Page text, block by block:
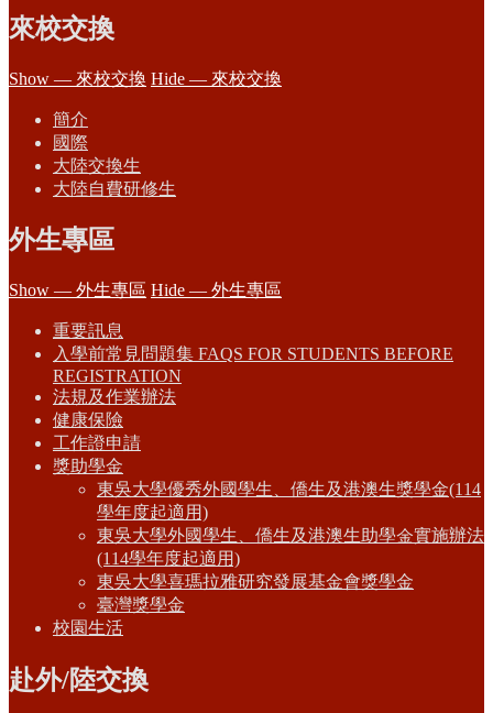
來校交換
Show — 來校交換 Hide — 來校交換
簡介
國際
大陸交換生
大陸自費研修生
外生專區
Show — 外生專區 Hide — 外生專區
重要訊息
入學前常見問題集 FAQS FOR STUDENTS BEFORE
REGISTRATION
法規及作業辦法
健康保險
工作證申請
獎助學金
東吳大學優秀外國學生、僑生及港澳生獎學金(114
學年度起適用)
東吳大學外國學生、僑生及港澳生助學金實施辦法
(114學年度起適用)
東吳大學喜瑪拉雅研究發展基金會獎學金
臺灣獎學金
校園生活
赴外/陸交換